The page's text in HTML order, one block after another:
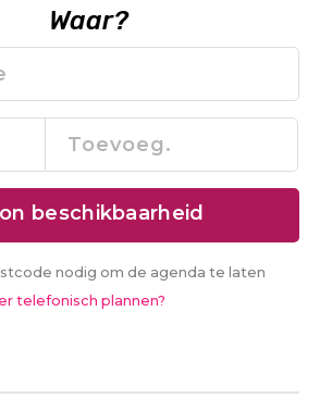
Waar?
beschikbaarheid
nodig om de agenda te laten
telefonisch plannen?